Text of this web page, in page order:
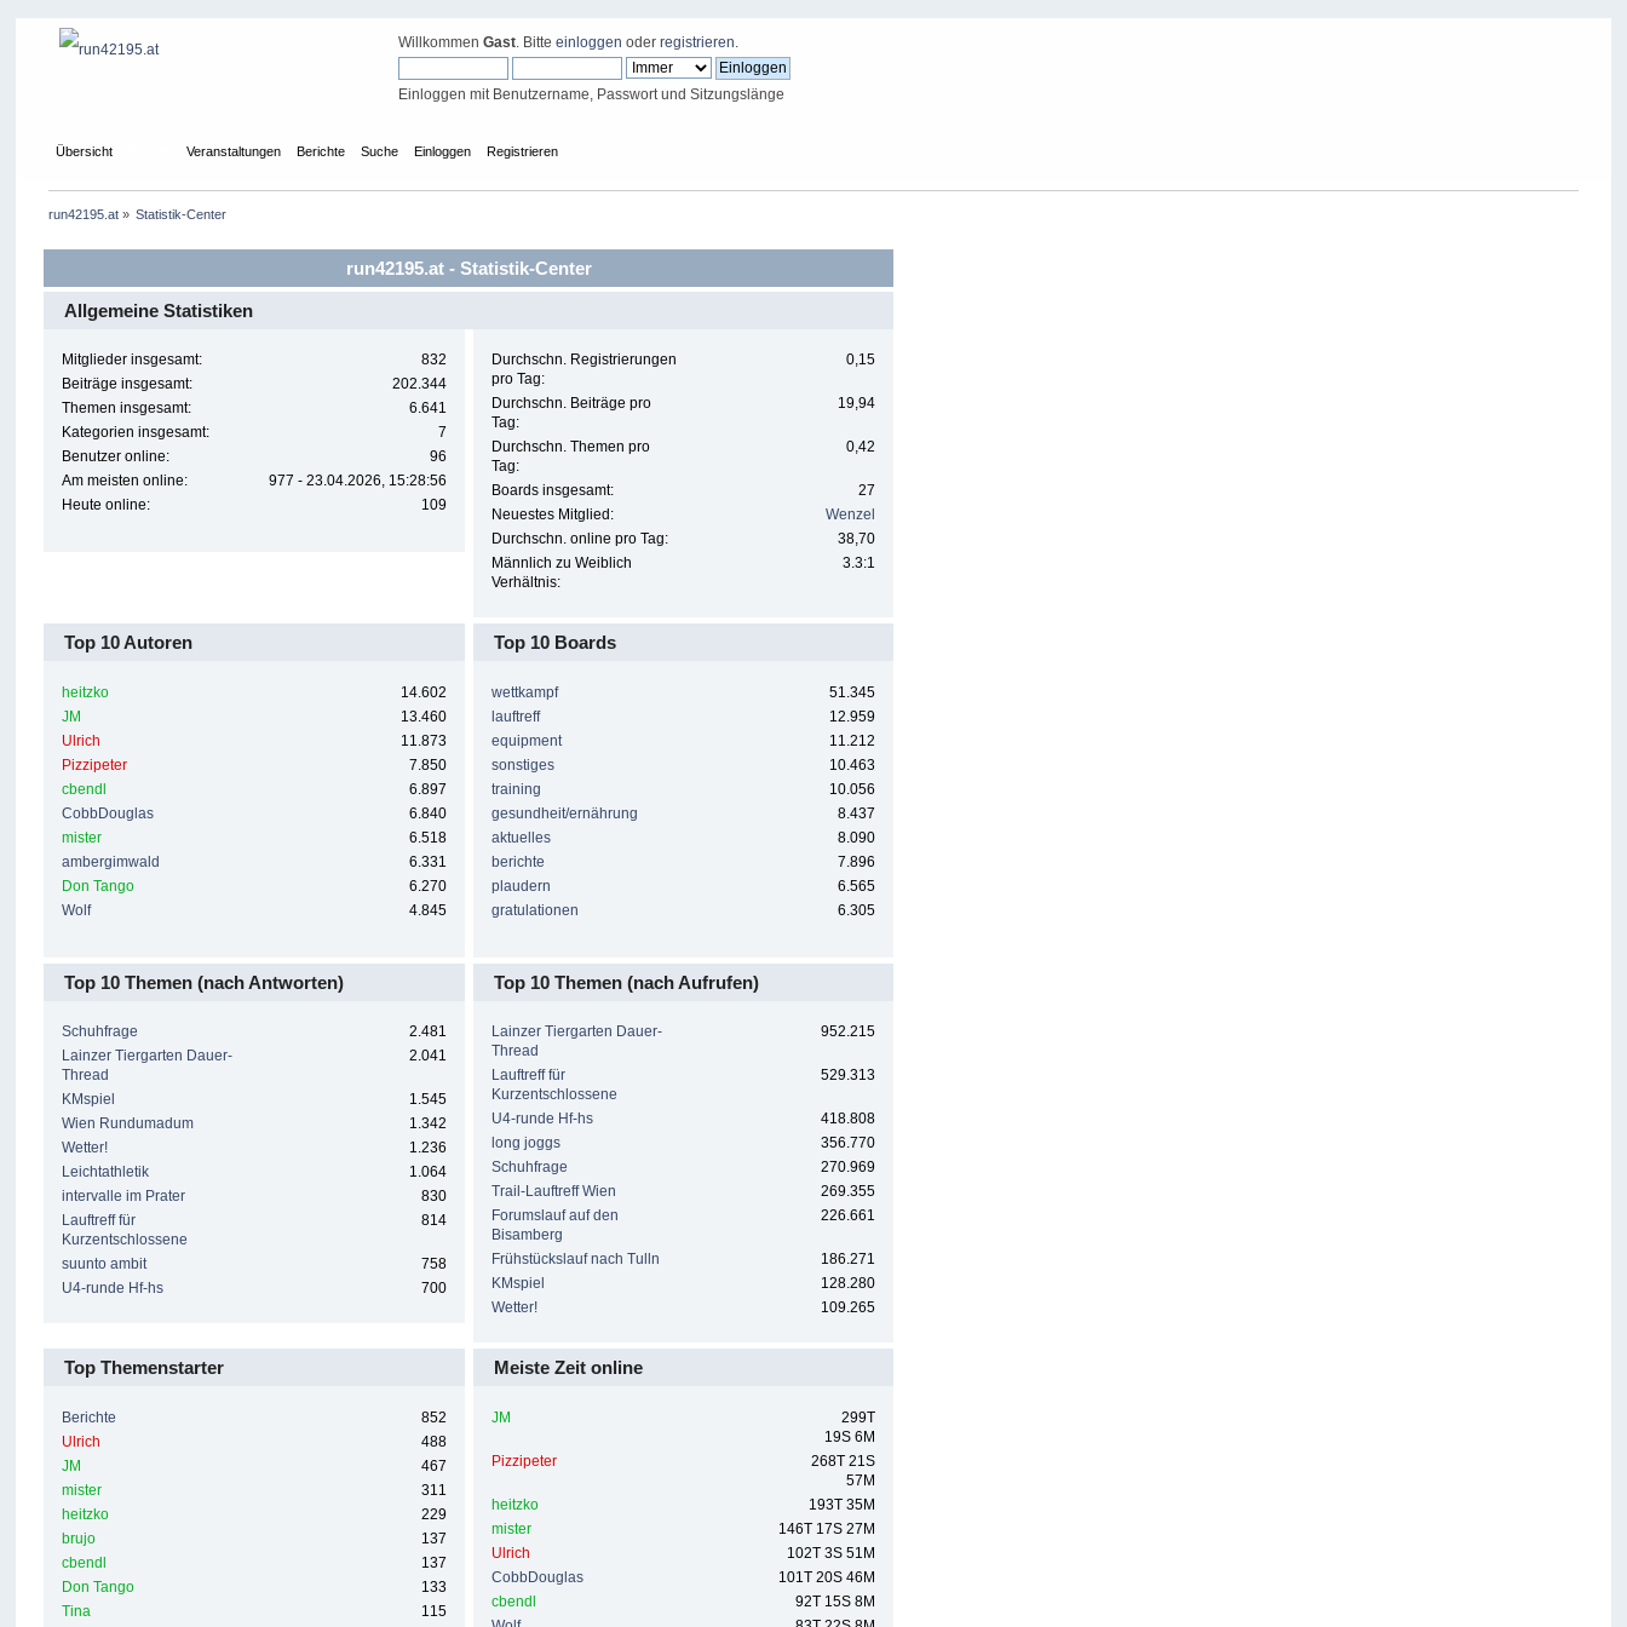
WillkommenGast. Bitteeinloggen oderregistrieren.
Einloggen mit Benutzername, Passwort und Sitzungslänge
Übersicht Veranstaltungen Berichte Suche Einloggen Registrieren
run42195.at» Statistik-Center
run42195.at - Statistik-Center
Allgemeine Statistiken
Mitglieder insgesamt:
832
Beiträge insgesamt:
202.344
Themen insgesamt:
6.641
Kategorien insgesamt:
7
Benutzer online:
96
Am meisten online:
977 - 23.04.2026, 15:28:56
Heute online:
109
Durchschn. Registrierungen
pro Tag:
0,15
Durchschn. Beiträge pro
Tag:
19,94
Durchschn. Themen pro
Tag:
0,42
Boards insgesamt:
27
Neuestes Mitglied:
Wenzel
Durchschn. online pro Tag:
38,70
Männlich zu Weiblich
Verhältnis:
3.3:1
Top 10 Autoren
heitzko
14.602
JM
13.460
Ulrich
11.873
Pizzipeter
7.850
cbendl
6.897
CobbDouglas
6.840
mister
6.518
ambergimwald
6.331
Don Tango
6.270
Wolf
4.845
Top 10 Boards
wettkampf
51.345
lauftreff
12.959
equipment
11.212
sonstiges
10.463
training
10.056
gesundheit/ernährung
8.437
aktuelles
8.090
berichte
7.896
plaudern
6.565
gratulationen
6.305
Top 10 Themen (nach Antworten)
Schuhfrage
2.481
Lainzer Tiergarten Dauer-
Thread
2.041
KMspiel
1.545
Wien Rundumadum
1.342
Wetter!
1.236
Leichtathletik
1.064
intervalle im Prater
830
Lauftreff für
Kurzentschlossene
814
suunto ambit
758
U4-runde Hf-hs
700
Top 10 Themen (nach Aufrufen)
Lainzer Tiergarten Dauer-
Thread
952.215
Lauftreff für
Kurzentschlossene
529.313
U4-runde Hf-hs
418.808
long joggs
356.770
Schuhfrage
270.969
Trail-Lauftreff Wien
269.355
Forumslauf auf den
Bisamberg
226.661
Frühstückslauf nach Tulln
186.271
KMspiel
128.280
Wetter!
109.265
Top Themenstarter
Berichte
852
Ulrich
488
JM
467
mister
311
heitzko
229
brujo
137
cbendl
137
Don Tango
133
Tina
115
Meiste Zeit online
JM
299T
19S 6M
Pizzipeter
268T 21S
57M
heitzko
193T 35M
mister
146T 17S 27M
Ulrich
102T 3S 51M
CobbDouglas
101T 20S 46M
cbendl
92T 15S 8M